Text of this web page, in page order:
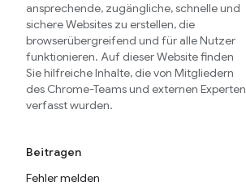
ansprechende, zugängliche, schnelle und
sichere Websites zu erstellen, die
browserübergreifend und für alle Nutzer
funktionieren. Auf dieser Website finden
Sie hilfreiche Inhalte, die von Mitgliedern
des Chrome-Teams und externen Experten
verfasst wurden.
Beitragen
Fehler melden